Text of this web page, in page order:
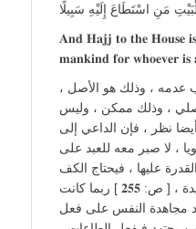
مَنِ اسْتَطَاعَ إِلَيْهِ سَبِيلًا
𝐀𝐧𝐝 𝐇𝐚𝐣𝐣 𝐭𝐨 𝐭𝐡𝐞 𝐇𝐨𝐮𝐬𝐞
𝐦𝐚𝐧𝐤𝐢𝐧𝐝 𝐟𝐨𝐫 𝐰𝐡𝐨𝐞𝐯𝐞𝐫 𝐢𝐬
عدمه ، وذلك هو الأصل ،
، وذلك ممكن ، وليس
نظر ، فإن الداعي إلى
، لا صبر معه للعبد على
عليها ، فيحتاج الكف
عنها حينئذ إلى مجاهدة شديدة ، [ ص: 𝟐𝟓𝟓 ] ربما كانت
النفس على فعل